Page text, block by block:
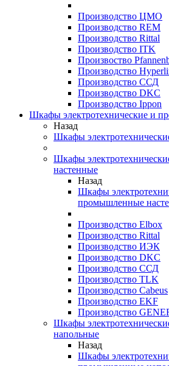
Производство ЦМО
Производство REM
Производство Rittal
Производство ITK
Произвоство
Производство
Производство ССД
Производство DKC
Производство Ippon
Шкафы электротехнические и
Назад
Шкафы
Шкафы
настенные
Назад
Шкафы
промышленные
Производство Elbox
Производство Rittal
Производство ИЭК
Производство DKC
Производство ССД
Производство TLK
Производство Cabeus
Производство EKF
Производство
Шкафы
напольные
Назад
Шкафы